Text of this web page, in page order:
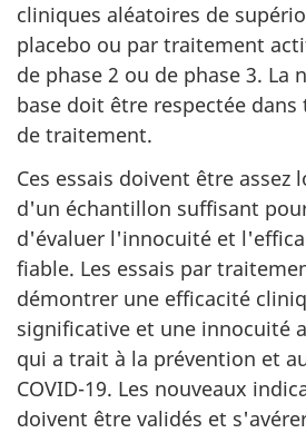
cliniques aléatoires de
placebo ou par traitement
de phase 2 ou de phase 3. La
base doit être respectée
de traitement.
Ces essais doivent être assez
d'un échantillon suffisant
d'évaluer l'innocuité et
fiable. Les essais par
démontrer une efficacité
significative et une innocuité
qui a trait à la prévention et
COVID-19. Les nouveaux
doivent être validés et